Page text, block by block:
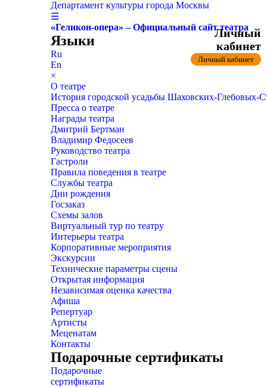
Департамент культуры города Москвы
☰
«Геликон-опера» – Официальный сайт театра
Языки
Ru
En
×
О театре
История городской усадьбы Шаховских-
Пресса о театре
Награды театра
Дмитрий Бертман
Владимир Федосеев
Руководство театра
Гастроли
Правила поведения в театре
Службы театра
Дни рождения
Госзаказ
Схемы залов
Виртуальный тур по театру
Интерьеры театра
Корпоративные мероприятия
Экскурсии
Технические параметры сцены
Открытая информация
Независимая оценка качества
Афиша
Репертуар
Артисты
Меценатам
Контакты
Подарочные сертификаты
Подарочные
сертификаты
Личный
кабинет
Личный кабинет